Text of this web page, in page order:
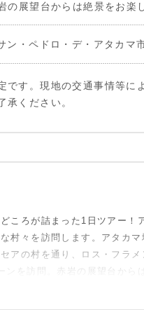
の展望台からは絶景をお楽
ン・ペドロ・デ・アタカマ
です。現地の交通事情等に
承ください。
ころが詰まった1日ツアー！
村々を訪問します。アタカ
アの村を通り、ロス・フラ
ンを訪問。赤岩の展望台から